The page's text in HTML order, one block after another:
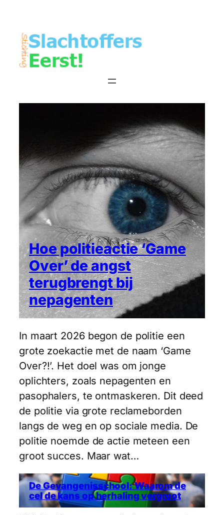
Hoe politieactie ‘Game
Over’ de angst
terugbrengt bij
nepagenten
In maart 2026 begon de politie een
grote zoekactie met de naam ‘Game
Over?!’. Het doel was om jonge
oplichters, zoals nepagenten en
pasophalers, te ontmaskeren. Dit deed
de politie via grote reclameborden
langs de weg en op sociale media. De
politie noemde de actie meteen een
groot succes. Maar wat…
De Gevangenisschool: Waarom de
cel de kans op herhaling vergroot